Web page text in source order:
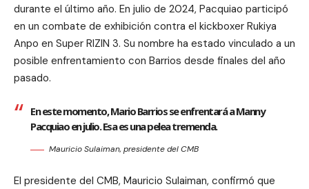
durante el último año. En julio de 2024, Pacquiao participó
en un combate de exhibición contra el kickboxer Rukiya
Anpo en Super RIZIN 3. Su nombre ha estado vinculado a un
posible enfrentamiento con Barrios desde finales del año
pasado.
En este momento, Mario Barrios se enfrentará a Manny
Pacquiao en julio. Esa es una pelea tremenda.
Mauricio Sulaiman, presidente del CMB
El presidente del CMB, Mauricio Sulaiman, confirmó que